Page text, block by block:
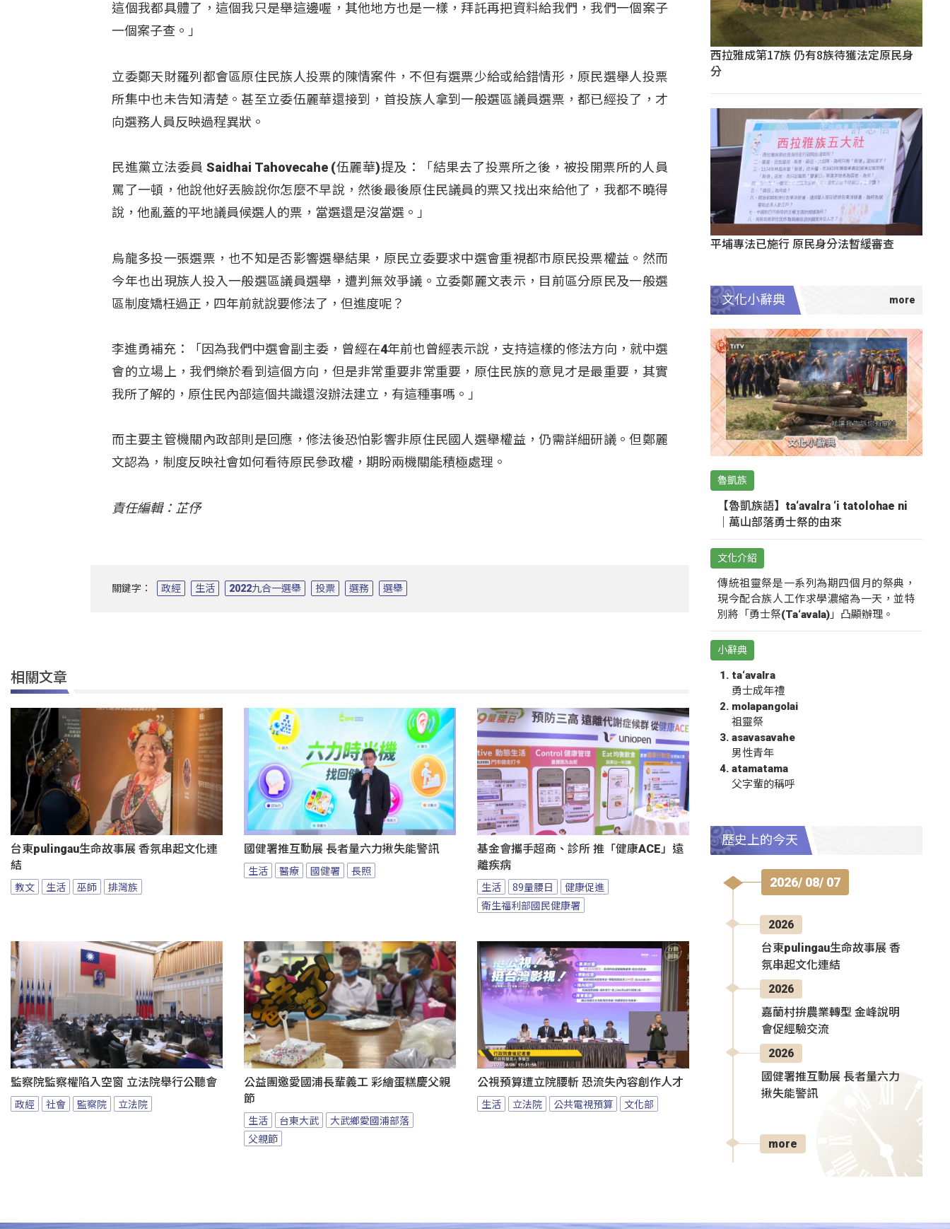
這個我都具體了，這個我只是舉這邊喔，其他地方也是一樣，拜託再把資料給我們，我們一個案子
一個案子查。」
立委鄭天財羅列都會區原住民族人投票的陳情案件，不但有選票少給或給錯情形，原民選舉人投票
所集中也未告知清楚。甚至立委伍麗華還接到，首投族人拿到一般選區議員選票，都已經投了，才
向選務人員反映過程異狀。
民進黨立法委員 Saidhai Tahovecahe (伍麗華)提及：「結果去了投票所之後，被投開票所的人員
罵了一頓，他說他好丟臉說你怎麼不早說，然後最後原住民議員的票又找出來給他了，我都不曉得
說，他亂蓋的平地議員候選人的票，當選還是沒當選。」
烏龍多投一張選票，也不知是否影響選舉結果，原民立委要求中選會重視都市原民投票權益。然而
今年也出現族人投入一般選區議員選舉，遭判無效爭議。立委鄭麗文表示，目前區分原民及一般選
區制度矯枉過正，四年前就說要修法了，但進度呢？
李進勇補充：「因為我們中選會副主委，曾經在4年前也曾經表示說，支持這樣的修法方向，就中選
會的立場上，我們樂於看到這個方向，但是非常重要非常重要，原住民族的意見才是最重要，其實
我所了解的，原住民內部這個共識還沒辦法建立，有這種事嗎。」
而主要主管機關內政部則是回應，修法後恐怕影響非原住民國人選舉權益，仍需詳細研議。但鄭麗
文認為，制度反映社會如何看待原民參政權，期盼兩機關能積極處理。
責任編輯：芷伃
關鍵字： 政經 生活 2022九合一選舉 投票 選務 選舉
相關文章
台東pulingau生命故事展 香氛串起文化連
結
教文 生活 巫師 排灣族
國健署推互動展 長者量六力揪失能警訊
生活 醫療 國健署 長照
基金會攜手超商、診所 推「健康ACE」遠
離疾病
生活 89量腰日
健康促進
衛生福利部國民健康署
監察院監察權陷入空窗 立法院舉行公聽會
政經 社會 監察院 立法院
公益團邀愛國浦長輩義工 彩繪蛋糕慶父親
節
生活 台東大武
大武鄉愛國浦部落
父親節
公視預算遭立院腰斬 恐流失內容創作人才
生活 立法院 公共電視預算 文化部
西拉雅成第17族 仍有8族待獲法定原民身
分
平埔專法已施行 原民身分法暫緩審查
文化小辭典
魯凱族
【魯凱族語】ta‘avalra ‘i tatolohae ni
｜萬山部落勇士祭的由來
文化介紹
傳統祖靈祭是一系列為期四個月的祭典，
現今配合族人工作求學濃縮為一天，並特
別將「勇士祭(Ta‘avala)」凸顯辦理。
小辭典
ta‘avalra
勇士成年禮
molapangolai
祖靈祭
asavasavahe
男性青年
atamatama
父字輩的稱呼
歷史上的今天
2026/ 08/ 07
2026
台東pulingau生命故事展 香
氛串起文化連結
2026
嘉蘭村拚農業轉型 金峰說明
會促經驗交流
2026
國健署推互動展 長者量六力
揪失能警訊
more